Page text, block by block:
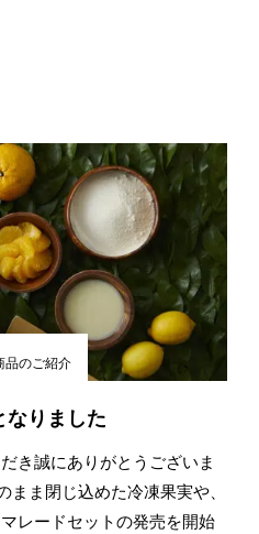
品のご紹介
なりました
き誠にありがとうございま
まま閉じ込めた冷凍果実や、
レードセットの発売を開始